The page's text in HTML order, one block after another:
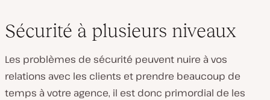
Sécurité à plusieurs niveaux
Les problèmes de sécurité peuvent nuire à vos
relations avec les clients et prendre beaucoup de
temps à votre agence, il est donc primordial de les